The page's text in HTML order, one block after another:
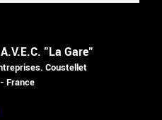
"La Gare"
Coustellet
France